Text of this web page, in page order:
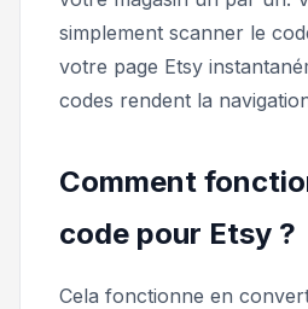
simplement scanner le
votre page Etsy
codes rendent la
Comment
code pour Etsy ?
Cela fonctionne en